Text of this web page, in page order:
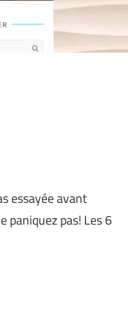
essayée avant
paniquez pas! Les 6